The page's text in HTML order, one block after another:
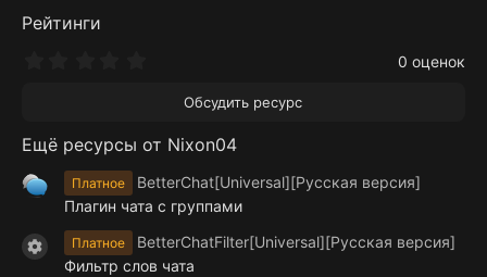
Рейтинги
в
з
д
0 оценок
Обсудить ресурс
Ещё ресурсы от Nixon04
Платное
BetterChat[Universal][Русская версия]
Плагин чата с группами
Иконка ресурса
Платное
BetterChatFilter[Universal][Русская версия]
Фильтр слов чата